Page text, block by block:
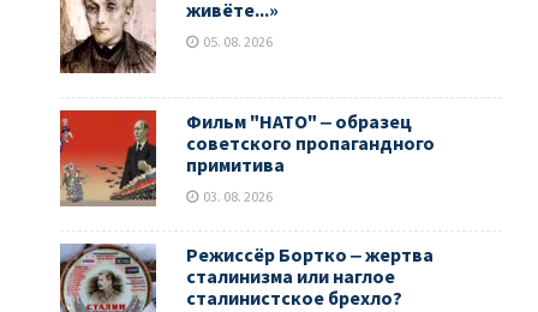
живёте...»
05. 08. 2026
Фильм "НАТО" ‒ образец
советского пропагандного
примитива
03. 08. 2026
Режиссёр Бортко ‒ жертва
сталинизма или наглое
сталинистское брехло?